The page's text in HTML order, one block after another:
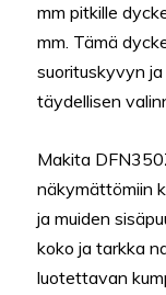
mm pitkille
mm. Tämä
suorituskyvyn
täydellisen
Makita
näkymättömiin
ja muiden
koko ja tarkka
luotettavan